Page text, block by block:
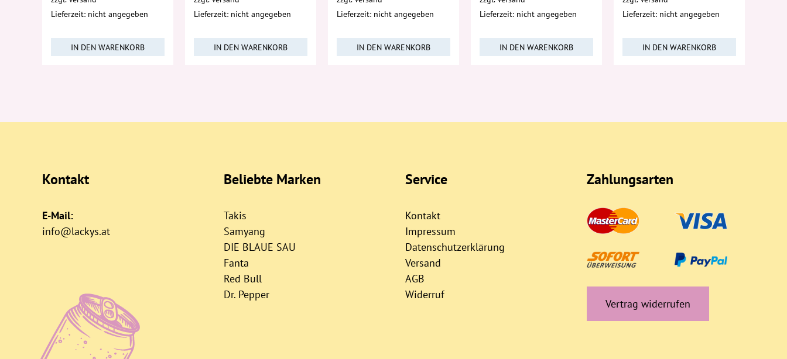
Lieferzeit: nicht angegeben
IN DEN WARENKORB
Lieferzeit: nicht angegeben
IN DEN WARENKORB
Lieferzeit: nicht angegeben
IN DEN WARENKORB
Lieferzeit: nicht angegeben
IN DEN WARENKORB
Lieferzeit: nicht angegeben
IN DEN WARENKORB
Kontakt
E-Mail:
info@lackys.at
Beliebte Marken
Takis
Samyang
DIE BLAUE SAU
Fanta
Red Bull
Dr. Pepper
Service
Kontakt
Impressum
Datenschutzerklärung
Versand
AGB
Widerruf
Zahlungsarten
Vertrag widerrufen